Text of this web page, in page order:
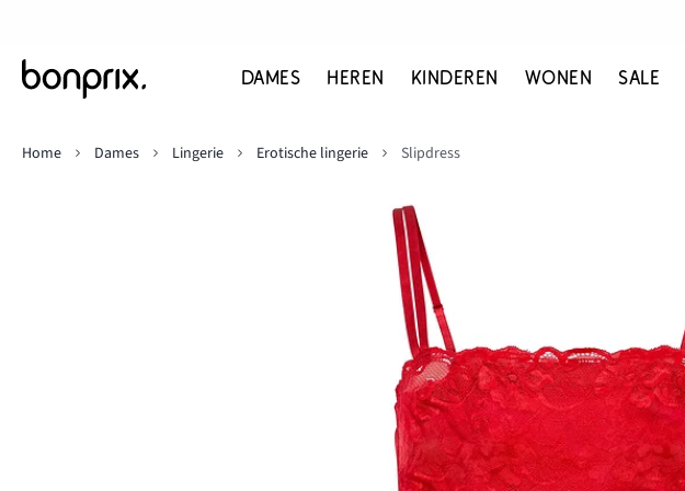
DAMES HEREN KINDEREN WONEN SALE
Home
Dames Lingerie Erotische lingerie Slipdress